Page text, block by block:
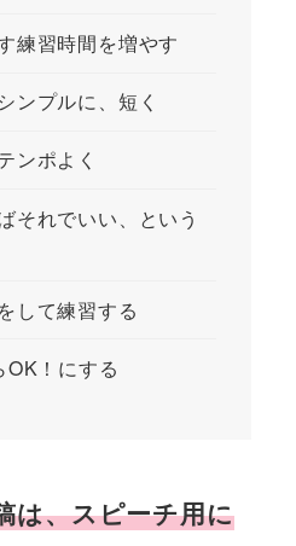
練習時間を増やす
ンプルに、短く
ンポよく
それでいい、という
して練習する
！にする
は、スピーチ用に